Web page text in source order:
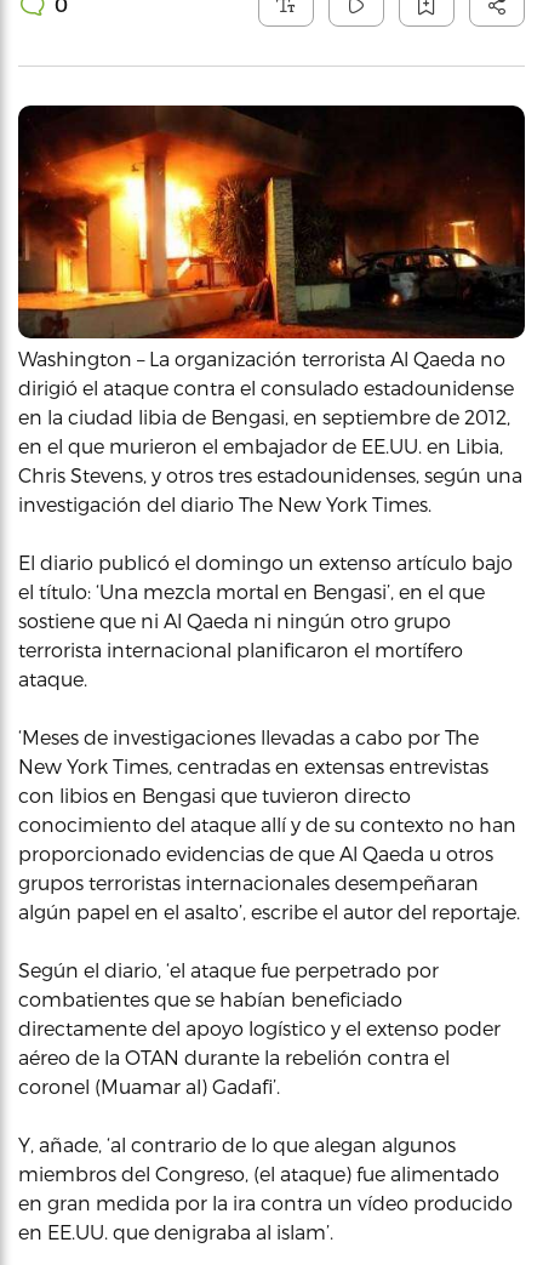
Washington – La organización terrorista Al Qaeda no
dirigió el ataque contra el consulado estadounidense
en la ciudad libia de Bengasi, en septiembre de 2012,
en el que murieron el embajador de EE.UU. en Libia,
Chris Stevens, y otros tres estadounidenses, según una
investigación del diario The New York Times.
El diario publicó el domingo un extenso artículo bajo
el título: ‘Una mezcla mortal en Bengasi’, en el que
sostiene que ni Al Qaeda ni ningún otro grupo
terrorista internacional planificaron el mortífero
ataque.
‘Meses de investigaciones llevadas a cabo por The
New York Times, centradas en extensas entrevistas
con libios en Bengasi que tuvieron directo
conocimiento del ataque allí y de su contexto no han
proporcionado evidencias de que Al Qaeda u otros
grupos terroristas internacionales desempeñaran
algún papel en el asalto’, escribe el autor del reportaje.
Según el diario, ‘el ataque fue perpetrado por
combatientes que se habían beneficiado
directamente del apoyo logístico y el extenso poder
aéreo de la OTAN durante la rebelión contra el
coronel (Muamar al) Gadafi’.
Y, añade, ‘al contrario de lo que alegan algunos
miembros del Congreso, (el ataque) fue alimentado
en gran medida por la ira contra un vídeo producido
en EE.UU. que denigraba al islam’.